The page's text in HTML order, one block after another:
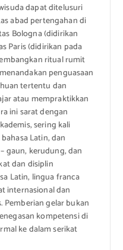
dapat ditelusuri
abad pertengahan di
Bologna (didirikan
Paris (didirikan pada
ritual rumit
penguasaan
tertentu dan
atau mempraktikkan
ini sarat dengan
sering kali
Latin, dan
gaun, kerudung, dan
dan disiplin
Latin, lingua franca
internasional dan
gelar bukan
kompetensi di
ke dalam serikat